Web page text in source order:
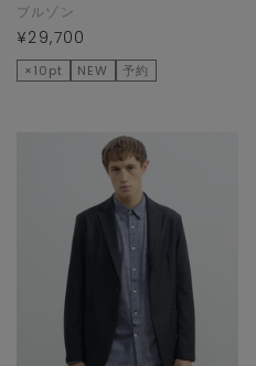
ブルゾン
¥29,700
×10pt NEW 予約